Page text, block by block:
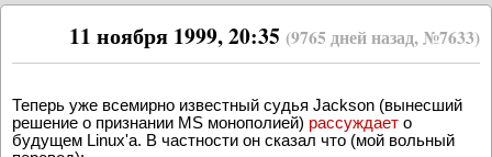
11 ноября 1999, 20:35 (9765 дней назад, №7633)
Теперь уже всемирно известный судья Jackson (вынесший
решение о признании MS монополией) рассуждает о
будущем Linux'a. В частности он сказал что (мой вольный